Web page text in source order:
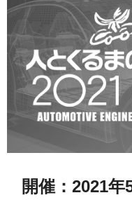
展示会・セミナー情報
Global Home
English
開催：2021年